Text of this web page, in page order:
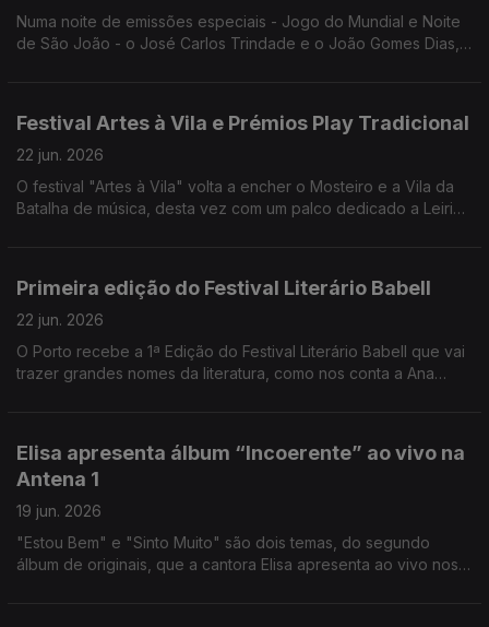
Numa noite de emissões especiais - Jogo do Mundial e Noite
de São João - o José Carlos Trindade e o João Gomes Dias,
Festival Artes à Vila e Prémios Play Tradicional
22 jun. 2026
O festival "Artes à Vila" volta a encher o Mosteiro e a Vila da
Batalha de música, desta vez com um palco dedicado a Leiria.
Primeira edição do Festival Literário Babell
22 jun. 2026
O Porto recebe a 1ª Edição do Festival Literário Babell que vai
trazer grandes nomes da literatura, como nos conta a Ana
Elisa apresenta álbum “Incoerente” ao vivo na
Antena 1
19 jun. 2026
"Estou Bem" e "Sinto Muito" são dois temas, do segundo
álbum de originais, que a cantora Elisa apresenta ao vivo nos